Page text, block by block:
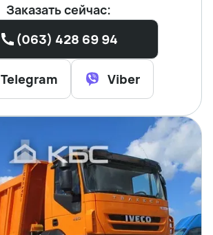
Заказать сейчас:
(063) 428 69 94
Telegram Viber